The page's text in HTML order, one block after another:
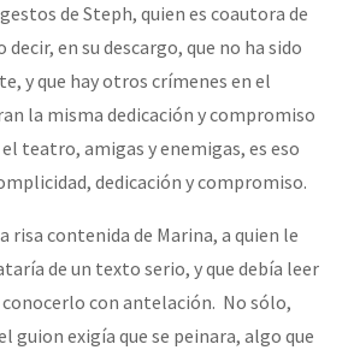
de Steph, quien es coautora de
en su descargo, que no ha sido
y que hay otros crímenes en el
la misma dedicación y compromiso
teatro, amigas y enemigas, es eso
dedicación y compromiso.
contenida de Marina, a quien le
de un texto serio, y que debía leer
con antelación. No sólo,
guion exigía que se peinara, algo que